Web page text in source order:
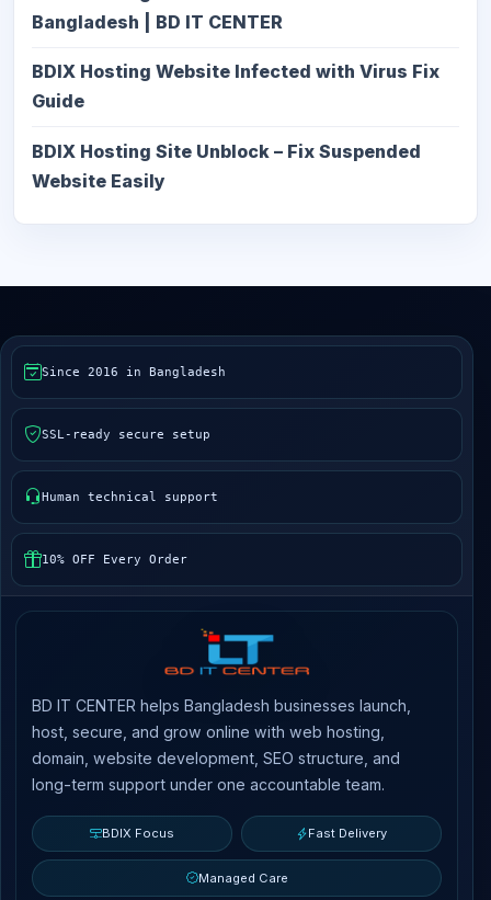
Bangladesh | BD IT CENTER
BDIX Hosting Website Infected with Virus Fix
Guide
BDIX Hosting Site Unblock – Fix Suspended
Website Easily
Since 2016 in Bangladesh
SSL-ready secure setup
Human technical support
10% OFF Every Order
BD IT CENTER helps Bangladesh businesses launch,
host, secure, and grow online with web hosting,
domain, website development, SEO structure, and
long-term support under one accountable team.
BDIX Focus Fast Delivery
Managed Care